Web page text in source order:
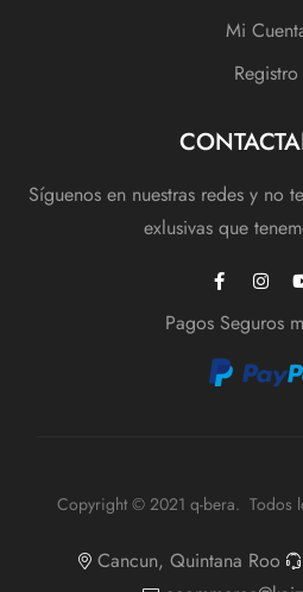
Mi
Registro
Síguenos en nuestras redes y no
exlusivas que
Pagos Seguros
Copyright © 2021 q-bera. Todos
Cancun, Quintana Roo